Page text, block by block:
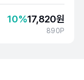
10%17,820원
890P